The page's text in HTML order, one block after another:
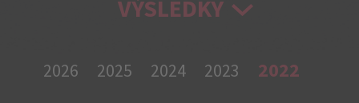
VÝSLEDKY
2026 2025 2024 2023 2022